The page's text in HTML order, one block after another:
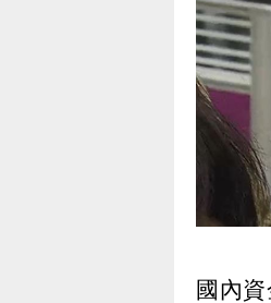
國內